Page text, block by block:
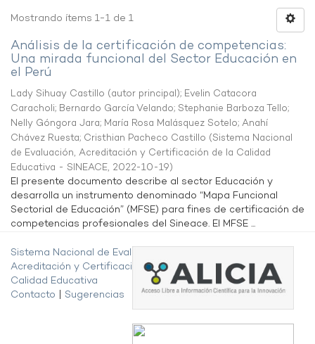
Mostrando ítems 1-1 de 1
Análisis de la certificación de competencias:
Una mirada funcional del Sector Educación en
el Perú
Lady Sihuay Castillo (autor principal); Evelin Catacora
Caracholi; Bernardo García Velando; Stephanie Barboza Tello;
Nelly Góngora Jara; María Rosa Malásquez Sotelo; Anahí
Chávez Ruesta; Cristhian Pacheco Castillo (Sistema Nacional
de Evaluación, Acreditación y Certificación de la Calidad
Educativa - SINEACE, 2022-10-19)
El presente documento describe al sector Educación y
desarrolla un instrumento denominado “Mapa Funcional
Sectorial de Educación” (MFSE) para fines de certificación de
competencias profesionales del Sineace. El MFSE ...
Sistema Nacional de Evaluación,
Acreditación y Certificación de la
Calidad Educativa
Contacto
Sugerencias